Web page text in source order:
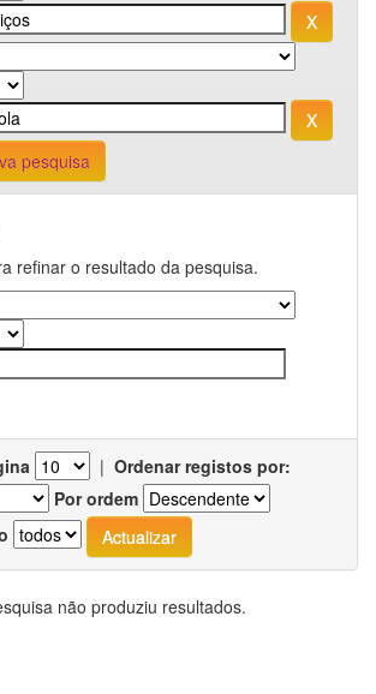
pesquisa
refinar o resultado da pesquisa.
| Ordenar registos por:
Por ordem
não produziu resultados.